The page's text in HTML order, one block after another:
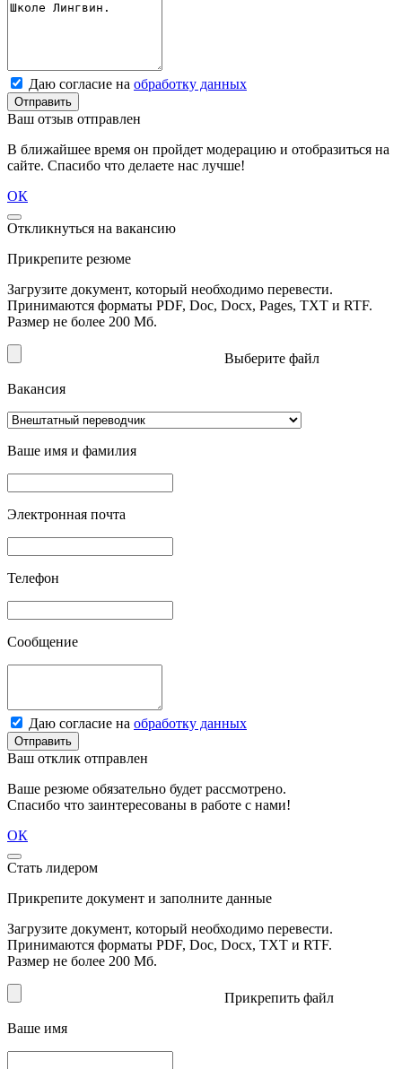
Даю согласие на обработку данных
Отправить
Ваш отзыв отправлен
В ближайшее время он пройдет модерацию и отобразиться на
сайте. Спасибо что делаете нас лучше!
ОК
Откликнуться на вакансию
Прикрепите резюме
Загрузите документ, который необходимо перевести.
Принимаются форматы PDF, Doc, Docx, Pages, TXT и RTF.
Размер не более 200 Мб.
Выберите файл
Вакансия
Ваше имя и фамилия
Электронная почта
Телефон
Сообщение
Даю согласие на обработку данных
Отправить
Ваш отклик отправлен
Ваше резюме обязательно будет рассмотрено.
Спасибо что заинтересованы в работе с нами!
ОК
Стать лидером
Прикрепите документ и заполните данные
Загрузите документ, который необходимо перевести.
Принимаются форматы PDF, Doc, Docx, TXT и RTF.
Размер не более 200 Мб.
Прикрепить файл
Ваше имя